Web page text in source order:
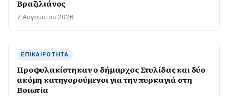
Βραζιλιάνος
7 Αυγούστου 2026
ΕΠΙΚΑΙΡΌΤΗΤΑ
Προφυλακίστηκαν ο δήμαρχος Στυλίδας και δύο
ακόμη κατηγορούμενοι για την πυρκαγιά στη
Βοιωτία